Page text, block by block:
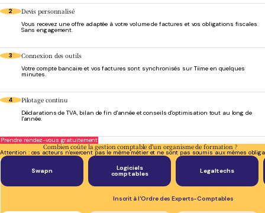
2 Devis personnalisé
Vous recevez une offre adaptée à votre volume de factures et vos obligations fiscales.
Sans engagement.
3 Connexion des outils
Votre compte bancaire et vos factures sont synchronisés sur Tiime en quelques
minutes.
4 Pilotage continu
Déclarations de TVA, bilan de fin d'année et conseils d'optimisation tout au long de
l'année.
Prendre rendez-vous gratuitement
Combien coûte la gestion comptable d'un organisme de formation ?
Attention : ces acteurs n'exercent pas le même métier et ne sont pas soumis aux mêmes
Swapn Logiciels
comptables Legaltechs
Inscrit à l'Ordre des Experts-Comptables